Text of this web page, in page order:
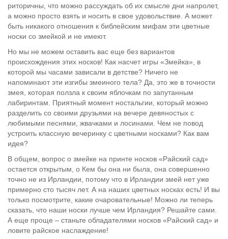
риторичны, что можно рассуждать об их смысле дни напролет,
а можно просто взять и носить в свое удовольствие. А может
быть никакого отношения к библейским мифам эти цветные
носки со змейкой и не имеют.
Но мы не можем оставить вас еще без вариантов
происхождения этих носков! Как насчет игры «Змейка», в
которой мы часами зависали в детстве? Ничего не
напоминают эти изгибы змеиного тела? Да, это же в точности
змея, которая ползла к своим яблочкам по запутанным
лабиринтам. Приятный момент ностальгии, который можно
разделить со своими друзьями на вечере девяностых с
любимыми песнями, жвачками и лосинами. Чем не повод
устроить классную вечеринку с цветными носками? Как вам
идея?
В общем, вопрос о змейке на принте носков «Райский сад»
остается открытым, о Кем бы она ни была, она совершенно
точно не из Ирландии, потому что в Ирландии змей нет уже
примерно сто тысяч лет. А на наших цветных носках есть! И вы
только посмотрите, какие очаровательные! Можно ли теперь
сказать, что наши носки лучше чем Ирландия? Решайте сами.
А еще проще – станьте обладателями носков «Райский сад» и
ловите райское наслаждение!